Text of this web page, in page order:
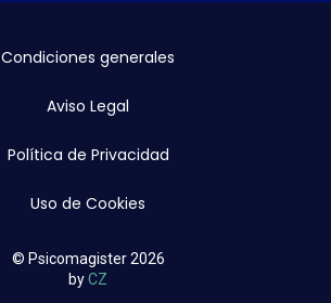
Condiciones generales
Aviso Legal
Política de Privacidad
Uso de Cookies
© Psicomagister 2026
byCZ